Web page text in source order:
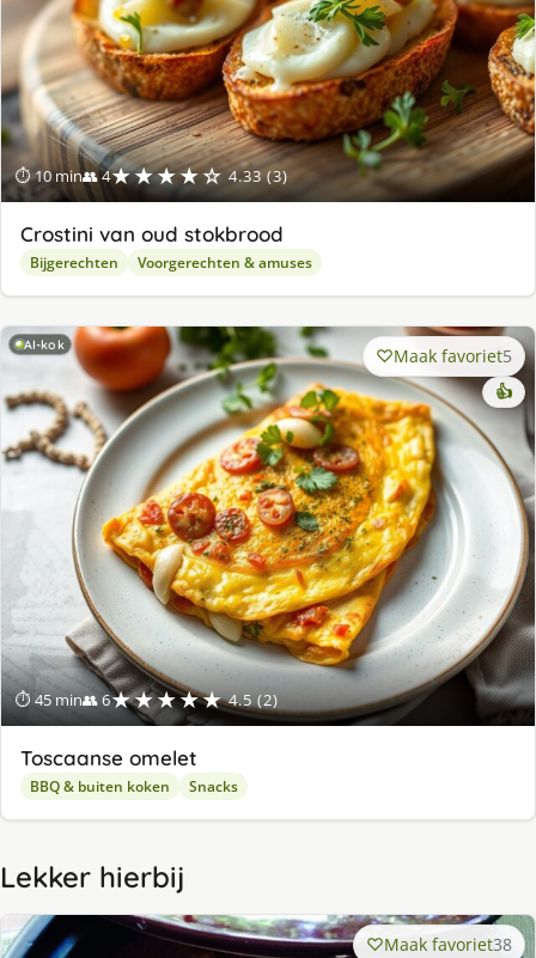
⏱ 10 min👥 4★★★★☆ 4.33 (3)
Crostini van oud stokbrood
Bijgerechten Voorgerechten & amuses
AI-kok
⏱ 45 min👥 6★★★★★ 4.5 (2)
Maak favoriet5
👍
Toscaanse omelet
BBQ & buiten koken Snacks
Lekker hierbij
Maak favoriet38